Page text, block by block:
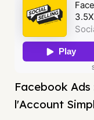
Facebook
l'Account